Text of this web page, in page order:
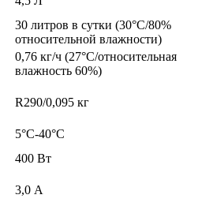
30 литров в сутки (30°C/80%
относительной влажности)
0,76 кг/ч (27°C/относительная
влажность 60%)
R290/0,095 кг
5°C-40°C
400 Вт
3,0 А